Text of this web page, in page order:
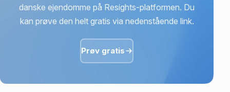
danske ejendomme på Resights-platformen. Du
kan prøve den helt gratis via nedenstående link.
Prøv gratis